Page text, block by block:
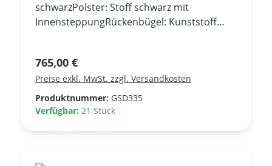
schwarzPolster: Stoff schwarz mit
InnensteppungRückenbügel: Kunststoff
Gasfeder Sitztiefenverstellung 60
mm Synchronmechanik mit automatischer
Federkrafteinstellung Rückenlehne in
senkrechter Position arretierbar -
Regulärer Preis:
765,00 €
Preise exkl. MwSt. zzgl. Versandkosten
Produktnummer: GSD335
Verfügbar: 21 Stück